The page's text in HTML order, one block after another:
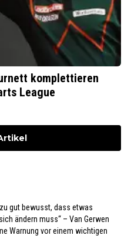
komplettieren
League
gut bewusst, dass etwas
ändern muss“ – Van Gerwen
Warnung vor einem wichtigen